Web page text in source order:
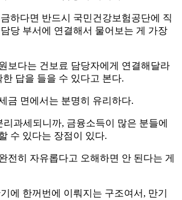
하다면 반드시 국민건강보험공단에 직
당 부서에 연결해서 물어보는 게 가장
보다는 건보료 담당자에게 연결해달라
답을 들을 수 있다고 본다.
금 면에서는 분명히 유리하다.
리과세되니까, 금융소득이 많은 분들에
수 있다는 장점이 있다.
전히 자유롭다고 오해하면 안 된다는 게
에 한꺼번에 이뤄지는 구조여서, 만기